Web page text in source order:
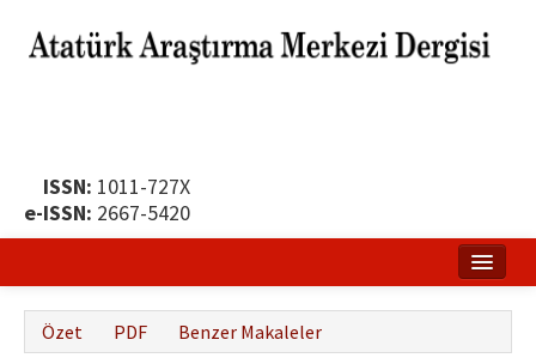
ISSN: 1011-727X
e-ISSN: 2667-5420
Hakkında
Özet PDF Benzer Makaleler